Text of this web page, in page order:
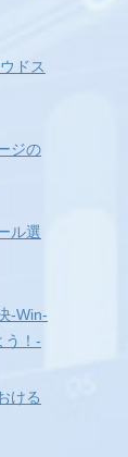
ドス
ジの
ル選
-Win-
う！-
ける